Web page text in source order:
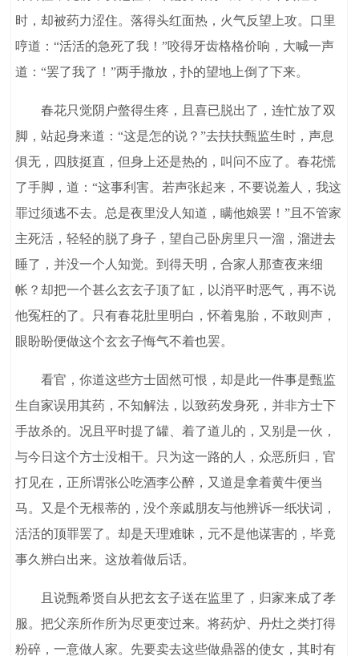
时，却被药力涩住。落得头红面热，火气反望上攻。口里
哼道：“活活的急死了我！”咬得牙齿格格价响，大喊一声
道：“罢了我了！”两手撒放，扑的望地上倒了下来。
春花只觉阴户螫得生疼，且喜已脱出了，连忙放了双
脚，站起身来道：“这是怎的说？”去扶扶甄监生时，声息
俱无，四肢挺直，但身上还是热的，叫问不应了。春花慌
了手脚，道：“这事利害。若声张起来，不要说羞人，我这
罪过须逃不去。总是夜里没人知道，瞒他娘罢！”且不管家
主死活，轻轻的脱了身子，望自己卧房里只一溜，溜进去
睡了，并没一个人知觉。到得天明，合家人那查夜来细
帐？却把一个甚么玄玄子顶了缸，以消平时恶气，再不说
他冤枉的了。只有春花肚里明白，怀着鬼胎，不敢则声，
眼盼盼便做这个玄玄子悔气不着也罢。
看官，你道这些方士固然可恨，却是此一件事是甄监
生自家误用其药，不知解法，以致药发身死，并非方士下
手故杀的。况且平时提了罐、着了道儿的，又别是一伙，
与今日这个方士没相干。只为这一路的人，众恶所归，官
打见在，正所谓张公吃酒李公醉，又道是拿着黄牛便当
马。又是个无根蒂的，没个亲戚朋友与他辨诉一纸状词，
活活的顶罪罢了。却是天理难昧，元不是他谋害的，毕竟
事久辨白出来。这放着做后话。
且说甄希贤自从把玄玄子送在监里了，归家来成了孝
服。把父亲所作所为尽更变过来。将药炉、丹灶之类打得
粉碎，一意做人家。先要卖去这些做鼎器的使女，其时有